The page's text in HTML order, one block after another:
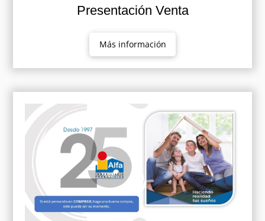
Presentación Venta
Más información